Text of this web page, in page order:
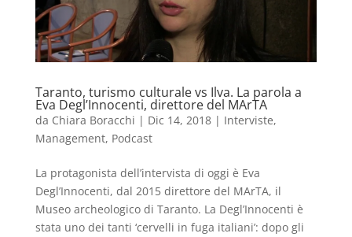
Taranto, turismo culturale vs Ilva. La parola a
Eva Degl’Innocenti, direttore del MArTA
da Chiara Boracchi | Dic 14, 2018| Interviste,
Management, Podcast
La protagonista dell’intervista di oggi è Eva
Degl’Innocenti, dal 2015 direttore del MArTA, il
Museo archeologico di Taranto. La Degl’Innocenti è
stata uno dei tanti ‘cervelli in fuga italiani’: dopo gli